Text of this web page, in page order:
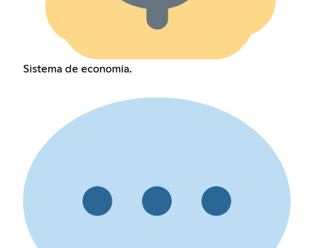
Sistema de economia.